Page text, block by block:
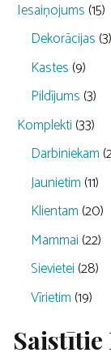
Iesaiņojums (15)
Dekorācijas (3)
Kastes (9)
Pildījums (3)
Komplekti (33)
Darbiniekam
Jaunietim (11)
Klientam (20)
Mammai (22)
Sievietei (28)
Vīrietim (19)